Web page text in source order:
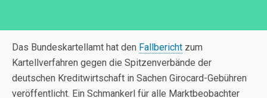
Das Bundeskartellamt hat den Fallbericht zum
Kartellverfahren gegen die Spitzenverbände der
deutschen Kreditwirtschaft in Sachen Girocard-Gebühren
veröffentlicht. Ein Schmankerl für alle Marktbeobachter